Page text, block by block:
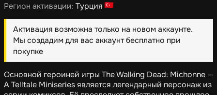
Регион активации: Турция
Активация возможна только на новом аккаунте.
Мы создадим для вас аккаунт бесплатно при
покупке
Основной героиней игры The Walking Dead: Michonne —
A Telltale Miniseries является легендарный персонаж из